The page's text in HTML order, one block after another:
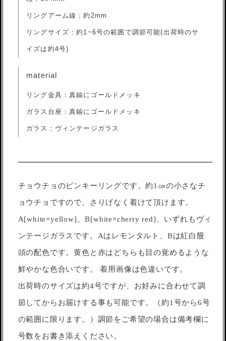
リングアーム線：約2mm
リングサイズ：約1~6号の範囲で調節可能(出荷時のサ
イズは約4号)
material
リング金具：真鍮にゴールドメッキ
ガラス台座：真鍮にゴールドメッキ
ガラス：ヴィンテージガラス
チョウチョのピンキーリングです。約1㎝の小さなチ
ョウチョですので、さりげなく着けて頂けます。
A[white×yellow]、B[white×cherry red]、いずれもヴィ
ンテージガラスです。Aはレモンタルト、Bは紅白饅
頭の配色です。黄色と赤はどちらも目の覚めるような
鮮やかな色合いです。 着用画像は色違いです。
出荷時のサイズは約4号ですが、お好みに合わせて調
節してからお届けする事も可能です。（約1号から6号
の範囲に限ります。）調節をご希望の場合は備考欄に
号数をお書き添えください。